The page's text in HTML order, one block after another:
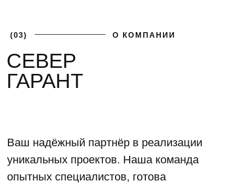
ГАЛЕРЕЯ НАШИХ
РАБОТ
(04)